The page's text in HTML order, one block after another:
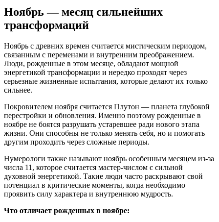
Ноябрь — месяц сильнейших
трансформаций
Ноябрь с древних времен считается мистическим периодом,
связанным с переменами и внутренним преображением.
Люди, рожденные в этом месяце, обладают мощной
энергетикой трансформации и нередко проходят через
серьезные жизненные испытания, которые делают их только
сильнее.
Покровителем ноября считается Плутон — планета глубокой
перестройки и обновления. Именно поэтому рожденные в
ноябре не боятся разрушать устаревшее ради нового этапа
жизни. Они способны не только менять себя, но и помогать
другим проходить через сложные периоды.
Нумерологи также называют ноябрь особенным месяцем из-за
числа 11, которое считается мастер-числом с сильной
духовной энергетикой. Такие люди часто раскрывают свой
потенциал в критические моменты, когда необходимо
проявить силу характера и внутреннюю мудрость.
Что отличает рожденных в ноябре: